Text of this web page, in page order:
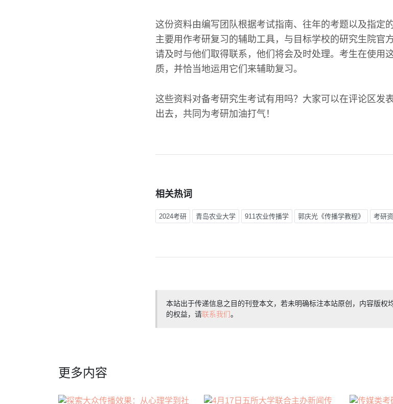
这份资料由编写团队根据考试指南、往年的考题以及指定
主要用作考研复习的辅助工具，与目标学校的研究生院官
请及时与他们取得联系，他们将会及时处理。考生在使用
质，并恰当地运用它们来辅助复习。
这些资料对备考研究生考试有用吗？大家可以在评论区发
出去，共同为考研加油打气！
相关热词
2024考研 青岛农业大学 911农业传播学 郭庆光《传播学教程》 考研
本站出于传递信息之目的刊登本文，若未明确标注本站原创，内容版权
的权益，请联系我们。
更多内容